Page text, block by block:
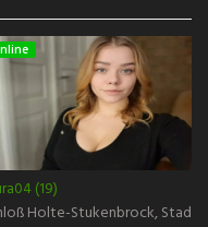
(19)
Holte-Stukenbrock, Stadt